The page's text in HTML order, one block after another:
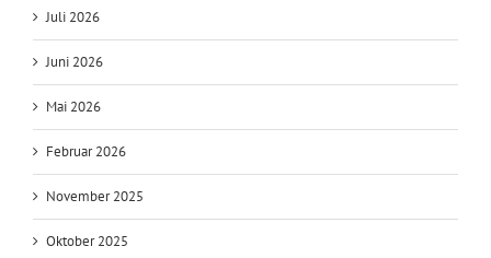
Juli 2026
Juni 2026
Mai 2026
Februar 2026
November 2025
Oktober 2025